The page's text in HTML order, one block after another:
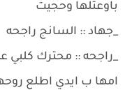
باوعتلها وحجيت
_جهاد :: السانج راجحه
_راجحه :: محترك كلبي
امها ب ايدي اطلع